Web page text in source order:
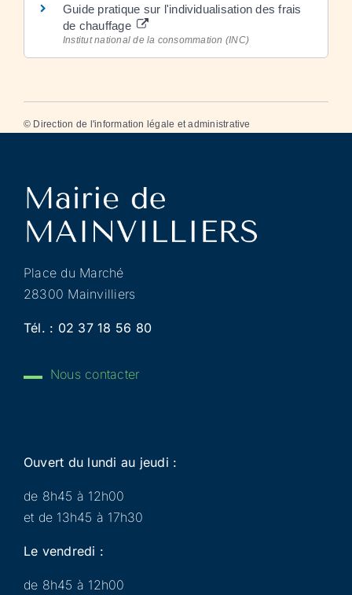
Guide pratique sur l'individualisation des frais
de chauffage
Institut national de la consommation (INC)
© Direction de l'information légale et administrative
Place du Marché
28300 Mainvilliers
Tél. : 02 37 18 56 80
Nous contacter
Ouvert du lundi au jeudi :
de 8h45 à 12h00
et de 13h45 à 17h30
Le vendredi :
de 8h45 à 12h00